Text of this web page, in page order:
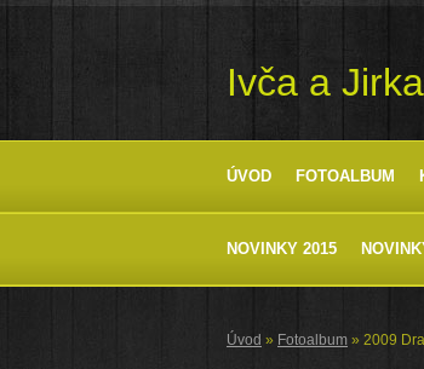
Ivča a Jirka
ÚVOD FOTOALBUM
NOVINKY 2015
Úvod » Fotoalbum » 2009